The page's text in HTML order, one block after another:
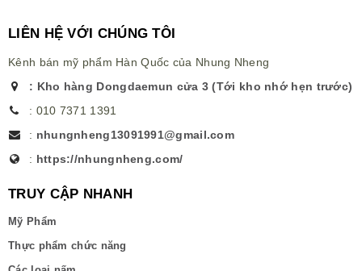
LIÊN HỆ VỚI CHÚNG TÔI
Kênh bán mỹ phẩm Hàn Quốc của Nhung Nheng
: Kho hàng Dongdaemun cửa 3 (Tới kho nhớ hẹn trước)
: 010 7371 1391
: nhungnheng13091991@gmail.com
: https://nhungnheng.com/
TRUY CẬP NHANH
Mỹ Phẩm
Thực phẩm chức năng